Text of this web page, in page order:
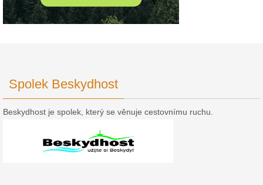
Spolek Beskydhost
Beskydhost je spolek, který se věnuje cestovnímu ruchu.